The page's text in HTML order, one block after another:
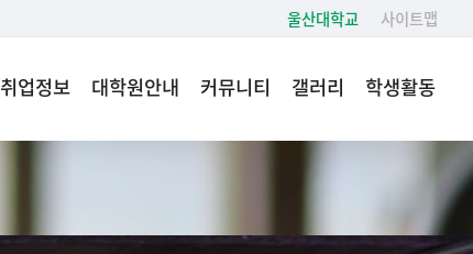
울산대학교 사이트맵
취업정보 대학원안내 커뮤니티 갤러리 학생활동